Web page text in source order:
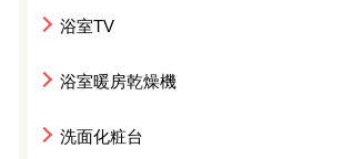
浴室TV
浴室暖房乾燥機
洗面化粧台